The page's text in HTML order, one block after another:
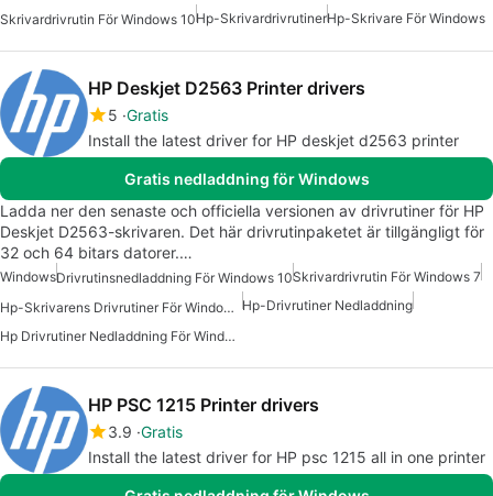
Skrivardrivrutin För Windows 10Hp-SkrivardrivrutinerHp-Skrivare För Windows
HP Deskjet D2563 Printer drivers
5 Gratis
Install the latest driver for HP deskjet d2563 printer
Gratis nedladdning för Windows
Ladda ner den senaste och officiella versionen av drivrutiner för HP
Deskjet D2563-skrivaren. Det här drivrutinpaketet är tillgängligt för
32 och 64 bitars datorer.…
WindowsDrivrutinsnedladdning För Windows 10Skrivardrivrutin För Windows 7
Hp-Skrivarens Drivrutiner För Windows 7 Hp-Drivrutiner Nedladdning
Hp Drivrutiner Nedladdning För Windows
HP PSC 1215 Printer drivers
3.9 Gratis
Install the latest driver for HP psc 1215 all in one printer